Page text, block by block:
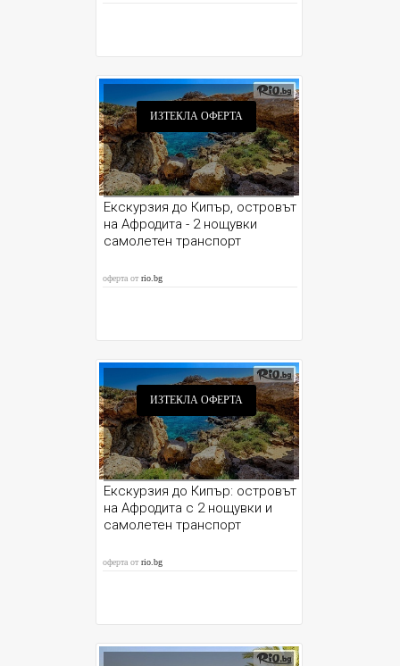
ИЗТЕКЛА ОФЕРТА
Екскурзия до Кипър, островът
на Афродита - 2 нощувки
самолетен транспорт
оферта отrio.bg
ИЗТЕКЛА ОФЕРТА
Екскурзия до Кипър: островът
на Афродита с 2 нощувки и
самолетен транспорт
оферта отrio.bg